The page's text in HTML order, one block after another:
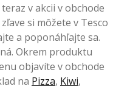
v akcii v obchode
si môžete v Tesco
a poponáhľajte sa.
Okrem produktu
objavíte v obchode
na Pizza, Kiwi,